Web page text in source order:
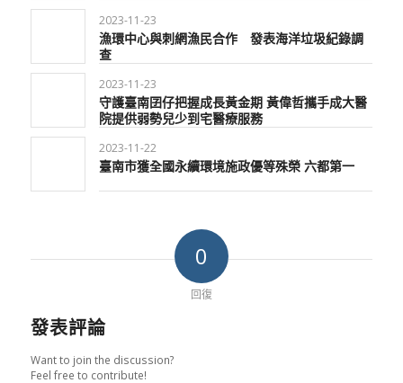
2023-11-23
漁環中心與刺網漁民合作 發表海洋垃圾紀錄調
查
2023-11-23
守護臺南囝仔把握成長黃金期 黃偉哲攜手成大醫
院提供弱勢兒少到宅醫療服務
2023-11-22
臺南市獲全國永續環境施政優等殊榮 六都第一
0
回復
發表評論
Want to join the discussion?
Feel free to contribute!